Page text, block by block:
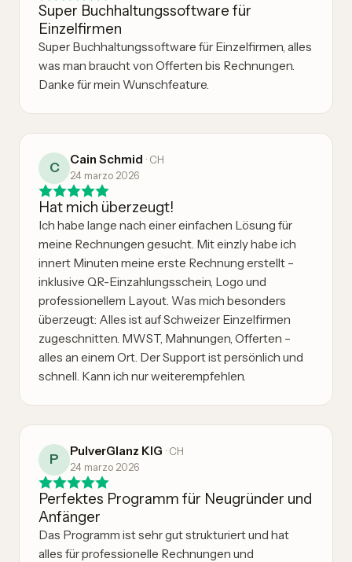
Super Buchhaltungssoftware für
Einzelfirmen
Super Buchhaltungssoftware für Einzelfirmen, alles
was man braucht von Offerten bis Rechnungen.
Danke für mein Wunschfeature.
C
Cain Schmid · CH
24 marzo 2026
Hat mich überzeugt!
Ich habe lange nach einer einfachen Lösung für
meine Rechnungen gesucht. Mit einzly habe ich
innert Minuten meine erste Rechnung erstellt –
inklusive QR-Einzahlungsschein, Logo und
professionellem Layout. Was mich besonders
überzeugt: Alles ist auf Schweizer Einzelfirmen
zugeschnitten. MWST, Mahnungen, Offerten –
alles an einem Ort. Der Support ist persönlich und
schnell. Kann ich nur weiterempfehlen.
P
PulverGlanz KlG · CH
24 marzo 2026
Perfektes Programm für Neugründer und
Anfänger
Das Programm ist sehr gut strukturiert und hat
alles für professionelle Rechnungen und